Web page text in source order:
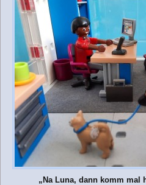
„Na Luna, dann komm mal